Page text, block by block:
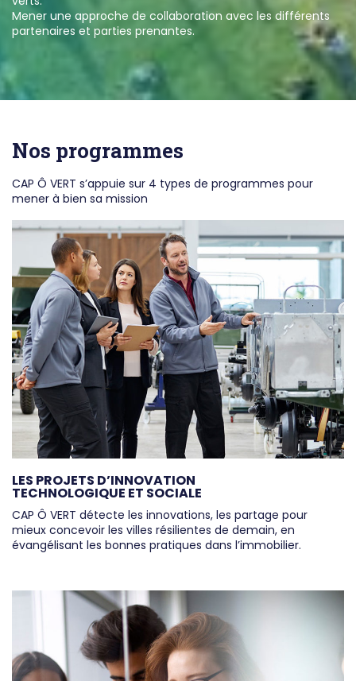
Mener une approche de collaboration avec les différents
partenaires et parties prenantes.
Nos programmes
CAP Ô VERT s’appuie sur 4 types de programmes pour
mener à bien sa mission
LES PROJETS D’INNOVATION
TECHNOLOGIQUE ET SOCIALE
CAP Ô VERT détecte les innovations, les partage pour
mieux concevoir les villes résilientes de demain, en
évangélisant les bonnes pratiques dans l’immobilier.